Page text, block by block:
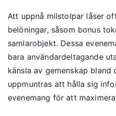
Att uppnå milstolpar låser
belöningar, såsom bonus
samlarobjekt. Dessa
bara användardeltagande
känsla av gemenskap bland
uppmuntras att hålla sig
evenemang för att